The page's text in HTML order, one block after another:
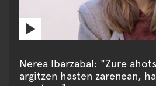
Nerea Ibarzabal: "Zure
argitzen hasten zarenean,